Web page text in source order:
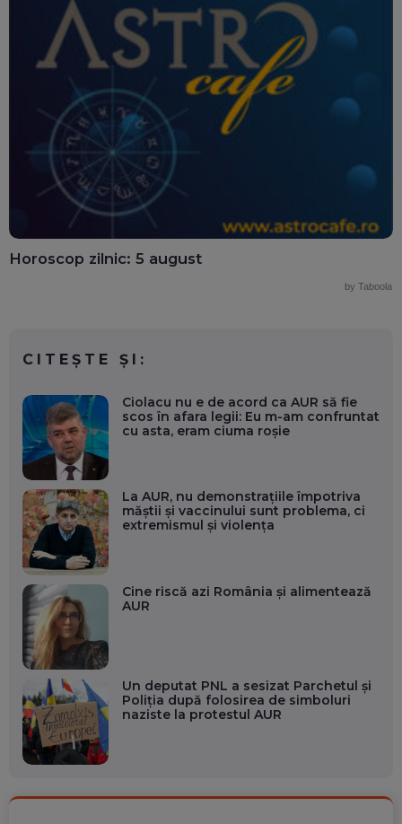
Horoscop zilnic: 5 august
by Taboola
CITEȘTE ȘI:
Ciolacu nu e de acord ca AUR să fie
scos în afara legii: Eu m-am confruntat
cu asta, eram ciuma roşie
La AUR, nu demonstraţiile împotriva
măștii și vaccinului sunt problema, ci
extremismul și violența
Cine riscă azi România și alimentează
AUR
Un deputat PNL a sesizat Parchetul şi
Poliţia după folosirea de simboluri
naziste la protestul AUR